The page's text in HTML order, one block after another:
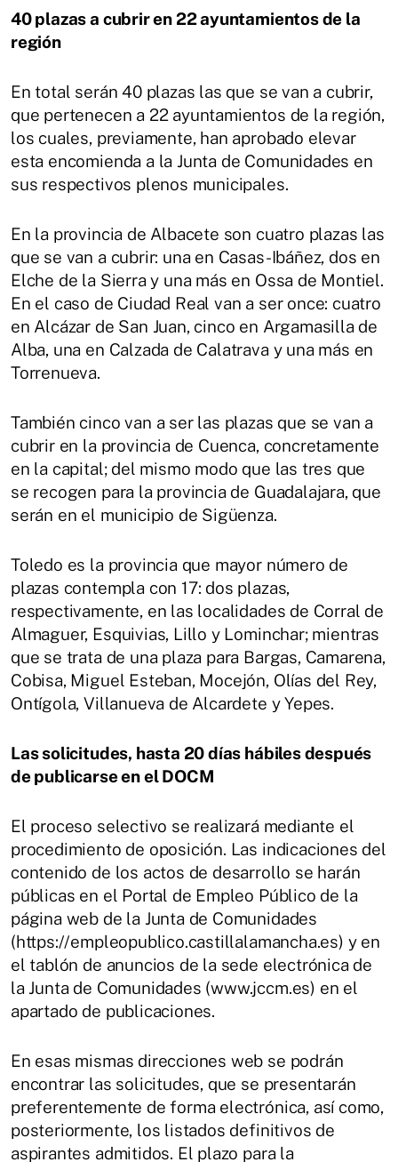
40 plazas a cubrir en 22 ayuntamientos de la
región
En total serán 40 plazas las que se van a cubrir,
que pertenecen a 22 ayuntamientos de la región,
los cuales, previamente, han aprobado elevar
esta encomienda a la Junta de Comunidades en
sus respectivos plenos municipales.
En la provincia de Albacete son cuatro plazas las
que se van a cubrir: una en Casas-Ibáñez, dos en
Elche de la Sierra y una más en Ossa de Montiel.
En el caso de Ciudad Real van a ser once: cuatro
en Alcázar de San Juan, cinco en Argamasilla de
Alba, una en Calzada de Calatrava y una más en
Torrenueva.
También cinco van a ser las plazas que se van a
cubrir en la provincia de Cuenca, concretamente
en la capital; del mismo modo que las tres que
se recogen para la provincia de Guadalajara, que
serán en el municipio de Sigüenza.
Toledo es la provincia que mayor número de
plazas contempla con 17: dos plazas,
respectivamente, en las localidades de Corral de
Almaguer, Esquivias, Lillo y Lominchar; mientras
que se trata de una plaza para Bargas, Camarena,
Cobisa, Miguel Esteban, Mocejón, Olías del Rey,
Ontígola, Villanueva de Alcardete y Yepes.
Las solicitudes, hasta 20 días hábiles después
de publicarse en el DOCM
El proceso selectivo se realizará mediante el
procedimiento de oposición. Las indicaciones del
contenido de los actos de desarrollo se harán
públicas en el Portal de Empleo Público de la
página web de la Junta de Comunidades
(https://empleopublico.castillalamancha.es) y en
el tablón de anuncios de la sede electrónica de
la Junta de Comunidades (www.jccm.es) en el
apartado de publicaciones.
En esas mismas direcciones web se podrán
encontrar las solicitudes, que se presentarán
preferentemente de forma electrónica, así como,
posteriormente, los listados definitivos de
aspirantes admitidos. El plazo para la